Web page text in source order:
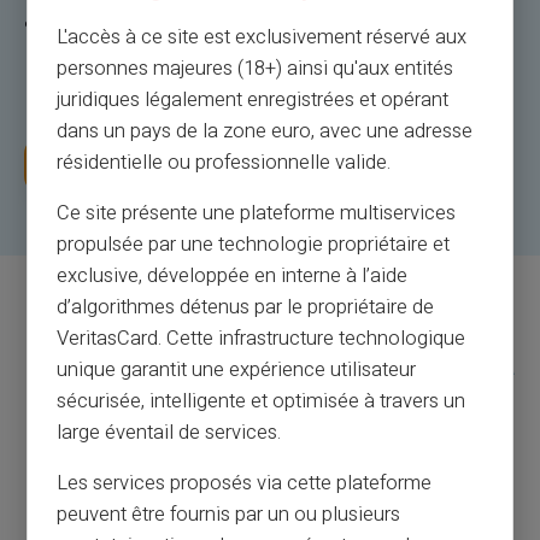
Apsilankykite mūsų kataloge ir pasirinkite
pagrindinę prekės ženklo dovanų kortelę, kurią
norėjote
Prenumeruoti dabar
Pirmiau minėti prekių ženklai yra
cituojami iliustraciniais tikslais ir nėra
sutartiniai.
Spausdinti pateikti vaizdai turi atitikti mūsų
VERITAS SPAUSDINIMO IR VAIZDO POLITIKA
L'accès à ce site est exclusivement réservé aux
personnes majeures (18+) ainsi qu'aux entités
juridiques légalement enregistrées et opérant
dans un pays de la zone euro, avec une adresse
résidentielle ou professionnelle valide.
Ce site présente une plateforme multiservices
propulsée par une technologie propriétaire et
exclusive, développée en interne à l’aide
d’algorithmes détenus par le propriétaire de
VeritasCard. Cette infrastructure technologique
unique garantit une expérience utilisateur
sécurisée, intelligente et optimisée à travers un
large éventail de services.
Les services proposés via cette plateforme
peuvent être fournis par un ou plusieurs